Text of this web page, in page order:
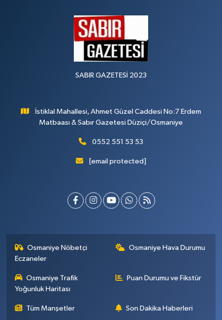
SABIR GAZETESİ 2023
İstiklal Mahallesi, Ahmet Güzel Caddesi No:7 Erdem
Matbaası & Sabır Gazetesi Düziçi/Osmaniye
0552 551 53 53
[email protected]
Osmaniye Nöbetçi
Eczaneler
Osmaniye Hava Durumu
Osmaniye Trafik
Yoğunluk Haritası
Puan Durumu ve Fikstür
Tüm Manşetler Son Dakika Haberleri